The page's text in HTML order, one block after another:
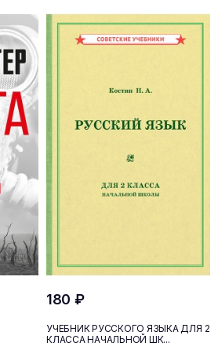
180 ₽
УЧЕБНИК РУССКОГО ЯЗЫКА ДЛЯ 2
КЛАССА НАЧАЛЬНОЙ ШК...